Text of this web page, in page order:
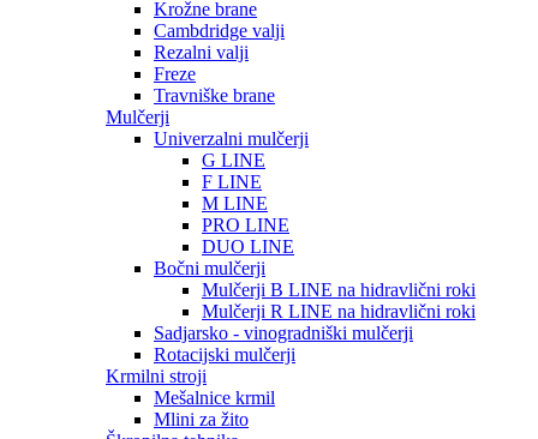
Krožne brane
Cambdridge valji
Rezalni valji
Freze
Travniške brane
Mulčerji
Univerzalni mulčerji
G LINE
F LINE
M LINE
PRO LINE
DUO LINE
Bočni mulčerji
Mulčerji B LINE na hidravlični roki
Mulčerji R LINE na hidravlični roki
Sadjarsko - vinogradniški mulčerji
Rotacijski mulčerji
Krmilni stroji
Mešalnice krmil
Mlini za žito